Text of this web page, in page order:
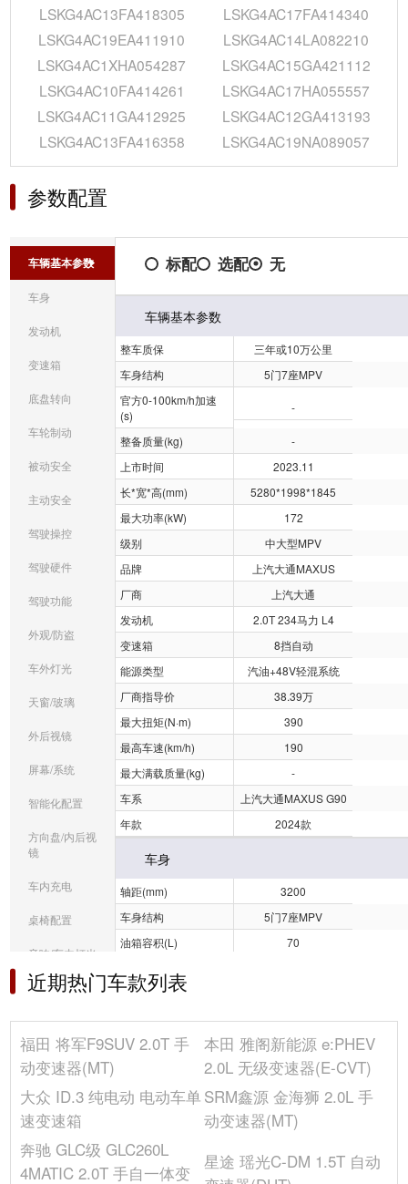
LSKG4AC13FA418305
LSKG4AC17FA414340
LSKG4AC19EA411910
LSKG4AC14LA082210
LSKG4AC1XHA054287
LSKG4AC15GA421112
LSKG4AC10FA414261
LSKG4AC17HA055557
LSKG4AC11GA412925
LSKG4AC12GA413193
LSKG4AC13FA416358
LSKG4AC19NA089057
参数配置
车辆基本参数
车身
发动机
变速箱
底盘转向
车轮制动
被动安全
主动安全
驾驶操控
驾驶硬件
驾驶功能
外观/防盗
车外灯光
天窗/玻璃
外后视镜
屏幕/系统
智能化配置
方向盘/内后视
镜
车内充电
桌椅配置
音响/车内灯光
冰箱/空调
选装包
其它
标配 选配 无
车辆基本参数
整车质保
三年或10万公里
车身结构
5门7座MPV
官方0-100km/h加速
(s)
-
整备质量(kg)
-
上市时间
2023.11
长*宽*高(mm)
5280*1998*1845
最大功率(kW)
172
级别
中大型MPV
品牌
上汽大通MAXUS
厂商
上汽大通
发动机
2.0T 234马力 L4
变速箱
8挡自动
能源类型
汽油+48V轻混系统
厂商指导价
38.39万
最大扭矩(N·m)
390
最高车速(km/h)
190
最大满载质量(kg)
-
车系
上汽大通MAXUS G90
年款
2024款
车身
轴距(mm)
3200
车身结构
5门7座MPV
油箱容积(L)
70
座位数(个)
宽度(mm)
1998
前轮距(mm)
1700
1722
车门开启方式
平开门+侧滑门
5280
车门数(个)
高度(mm)
1845
近期热门车款列表
福田 将军F9SUV 2.0T 手
动变速器(MT)
本田 雅阁新能源 e:PHEV
2.0L 无级变速器(E-CVT)
大众 ID.3 纯电动 电动车单
速变速箱
SRM鑫源 金海狮 2.0L 手
动变速器(MT)
奔驰 GLC级 GLC260L
4MATIC 2.0T 手自一体变
星途 瑶光C-DM 1.5T 自动